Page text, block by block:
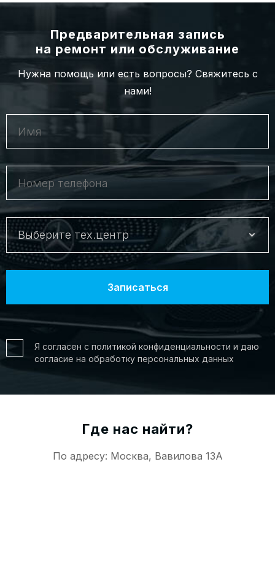
Предварительная запись
на ремонт или обслуживание
Нужна помощь или есть вопросы? Свяжитесь с
нами!
Выберите тех.центр
Я согласен с политикой конфиденциальности и даю
согласие на обработку персональных данных
Где нас найти?
По адресу: Москва, Вавилова 13А